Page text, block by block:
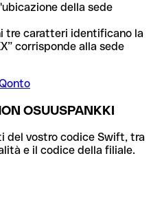
della sede
tre caratteri identificano la
corrisponde alla sede
OSUUSPANKKI
del vostro codice Swift, tra
e il codice della filiale.